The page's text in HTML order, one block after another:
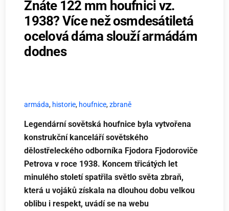
Znáte 122 mm houfnici vz.
1938? Více než osmdesátiletá
ocelová dáma slouží armádám
dodnes
armáda, historie, houfnice,zbraně
Legendární sovětská houfnice byla vytvořena
konstrukční kanceláří sovětského
dělostřeleckého odborníka Fjodora Fjodoroviče
Petrova v roce 1938. Koncem třicátých let
minulého století spatřila světlo světa zbraň,
která u vojákůzískala na dlouhou dobu velkou
oblibu i respekt, uvádí se na webu